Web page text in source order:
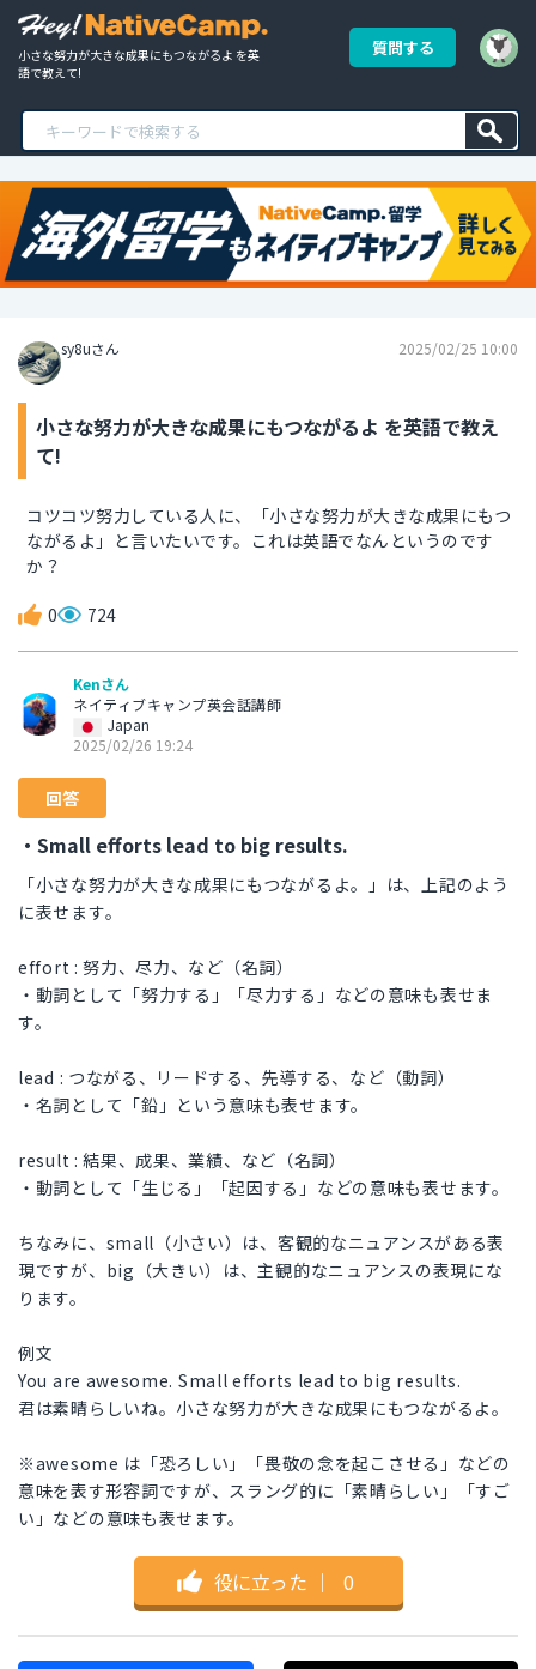
小さな努力が大きな成果にもつながるよ を英
語で教えて!
質問する
sy8uさん 2025/02/25 10:00
小さな努力が大きな成果にもつながるよ を英語で教え
て!
コツコツ努力している人に、「小さな努力が大きな成果にもつ
ながるよ」と言いたいです。これは英語でなんというのです
か？
0 724
Kenさん
ネイティブキャンプ英会話講師
Japan
2025/02/26 19:24
回答
・Small efforts lead to big results.
「小さな努力が大きな成果にもつながるよ。」は、上記のよう
に表せます。
effort : 努力、尽力、など（名詞）
・動詞として「努力する」「尽力する」などの意味も表せま
す。
lead : つながる、リードする、先導する、など（動詞）
・名詞として「鉛」という意味も表せます。
result : 結果、成果、業績、など（名詞）
・動詞として「生じる」「起因する」などの意味も表せます。
ちなみに、small（小さい）は、客観的なニュアンスがある表
現ですが、big（大きい）は、主観的なニュアンスの表現にな
ります。
例文
You are awesome. Small efforts lead to big results.
君は素晴らしいね。小さな努力が大きな成果にもつながるよ。
※awesome は「恐ろしい」「畏敬の念を起こさせる」などの
意味を表す形容詞ですが、スラング的に「素晴らしい」「すご
い」などの意味も表せます。
役に立った ｜ 0